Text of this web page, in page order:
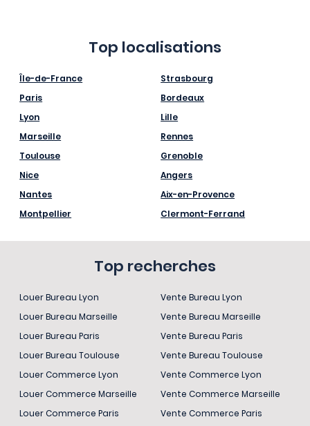
Top localisations
Île-de-France
Paris
Lyon
Marseille
Toulouse
Nice
Nantes
Montpellier
Strasbourg
Bordeaux
Lille
Rennes
Grenoble
Angers
Aix-en-Provence
Clermont-Ferrand
Top recherches
Louer Bureau Lyon
Louer Bureau Marseille
Louer Bureau Paris
Louer Bureau Toulouse
Louer Commerce Lyon
Louer Commerce Marseille
Louer Commerce Paris
Vente Bureau Lyon
Vente Bureau Marseille
Vente Bureau Paris
Vente Bureau Toulouse
Vente Commerce Lyon
Vente Commerce Marseille
Vente Commerce Paris